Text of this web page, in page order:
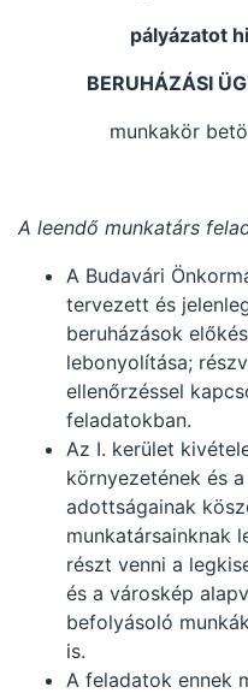
pályázatot
BERUHÁZÁSI
munkakör
A leendő munkatárs
A Budavári
tervezett és
beruházások
lebonyolítása;
ellenőrzéssel
feladatokban.
Az I. kerület
környezetének és
adottságainak
munkatársainknak
részt venni a
és a városkép
befolyásoló
is.
A feladatok ennek